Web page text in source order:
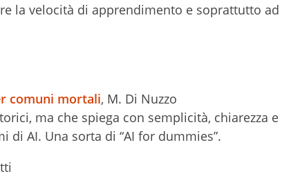
la velocità di apprendimento e soprattutto
comuni mortali, M. Di Nuzzo
ma che spiega con semplicità, chiarezza
di AI. Una sorta di “AI for dummies”.